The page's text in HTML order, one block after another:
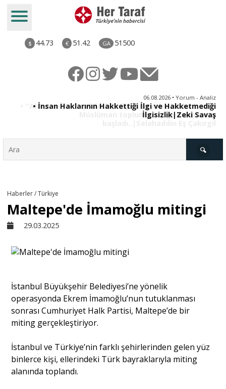
$ 44.73 € 51.42 GA 51500
06.08.2026 • Yorum - Analiz
• İnsan Haklarının Hakkettiği İlgi ve Hakketmediği
İlgisizlik|Zeki Savaş
Sivil Toplum
Kültür - Sanat
Dünya
Haberler / Türkiye
Maltepe'de İmamoğlu mitingi
29.03.2025
İstanbul Büyükşehir Belediyesi’ne yönelik
operasyonda Ekrem İmamoğlu’nun tutuklanması
sonrası Cumhuriyet Halk Partisi, Maltepe’de bir
miting gerçekleştiriyor.
İstanbul ve Türkiye’nin farklı şehirlerinden gelen yüz
binlerce kişi, ellerindeki Türk bayraklarıyla miting
alanında toplandı.